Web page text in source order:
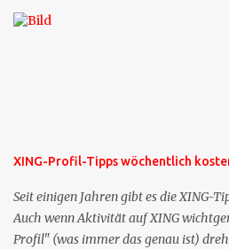
XING-Profil-Tipps wöchentlich
Seit einigen Jahren gibt es die XING-
Auch wenn Aktivität auf XING
Profil" (was immer das genau ist)